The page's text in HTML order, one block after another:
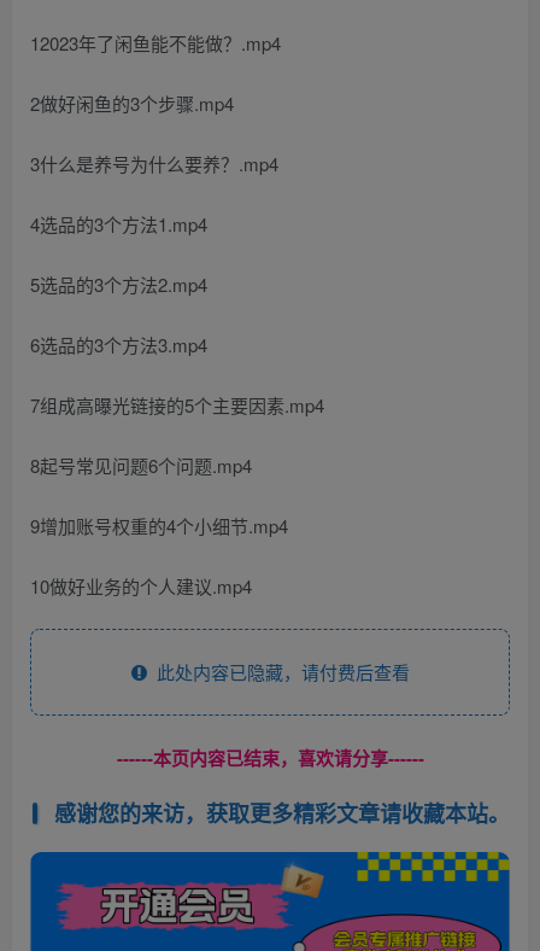
12023年了闲鱼能不能做？.mp4
2做好闲鱼的3个步骤.mp4
3什么是养号为什么要养？.mp4
4选品的3个方法1.mp4
5选品的3个方法2.mp4
6选品的3个方法3.mp4
7组成高曝光链接的5个主要因素.mp4
8起号常见问题6个问题.mp4
9增加账号权重的4个小细节.mp4
10做好业务的个人建议.mp4
此处内容已隐藏，请付费后查看
------本页内容已结束，喜欢请分享------
感谢您的来访，获取更多精彩文章请收藏本站。